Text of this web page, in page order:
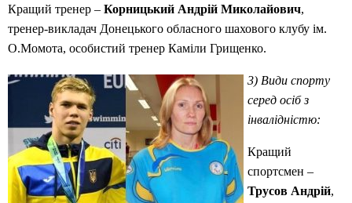
Кращий тренер – Корницький Андрій Миколайович,
тренер-викладач Донецького обласного шахового клубу ім.
О.Момота, особистий тренер Каміли Грищенко.
3) Види спорту
серед осіб з
інвалідністю:
Кращий
спортсмен –
Трусов Андрій,